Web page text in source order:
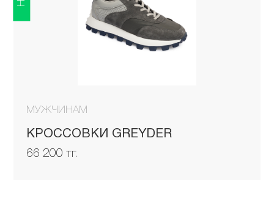
МУЖЧИНАМ
КРОССОВКИ GREYDER
66 200 тг.